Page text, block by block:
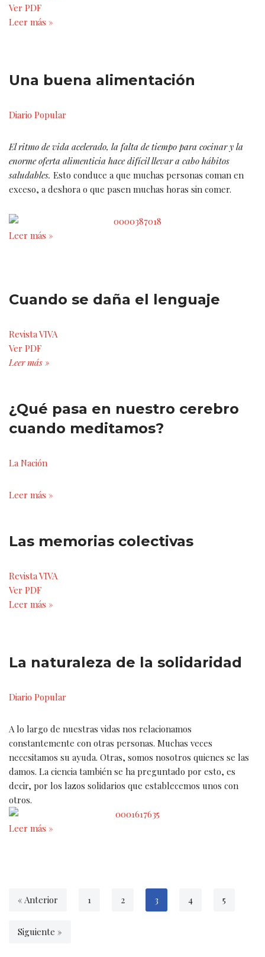
Ver PDF
Leer más »
Una buena alimentación
Diario Popular
El ritmo de vida acelerado, la falta de tiempo para cocinar y la
enorme oferta alimenticia hace difícil llevar a cabo hábitos
saludables. Esto conduce a que muchas personas coman en
exceso, a deshora o que pasen muchas horas sin comer.
Leer más »
Cuando se daña el lenguaje
Revista VIVA
Ver PDF
Leer más »
¿Qué pasa en nuestro cerebro
cuando meditamos?
La Nación
Leer más »
Las memorias colectivas
Revista VIVA
Ver PDF
Leer más »
La naturaleza de la solidaridad
Diario Popular
A lo largo de nuestras vidas nos relacionamos
constantemente con otras personas. Muchas veces
necesitamos su ayuda. Otras, somos nosotros quienes se las
damos. La ciencia también se ha preguntado por esto, es
decir, por los lazos solidarios que establecemos unos con
otros.
Leer más »
« Anterior 1 2 3 4 5
Siguiente »